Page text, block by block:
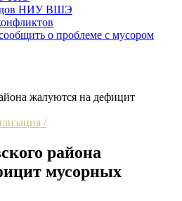
НИУ ВШЭ
о проблеме с мусором
/
района
мусорных